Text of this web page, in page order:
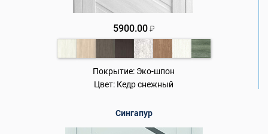
5900.00 ₽
Покрытие: Эко-шпон
Цвет: Кедр снежный
Сингапур